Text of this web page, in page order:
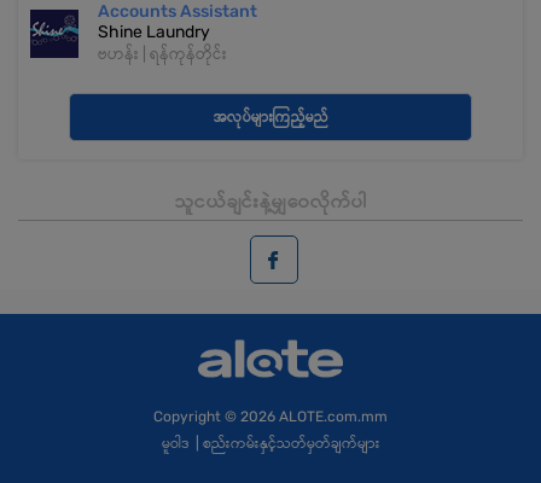
Accounts Assistant
Shine Laundry
ဗဟန်း | ရန်ကုန်တိုင်း
အလုပ်များကြည့်မည်
သူငယ်ချင်းနဲ့မျှဝေလိုက်ပါ
Copyright © 2026 ALOTE.com.mm
မူဝါဒ
စည်းကမ်းနှင့်သတ်မှတ်ချက်များ